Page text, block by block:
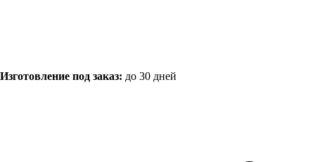
Изготовление под заказ: до 30 дней